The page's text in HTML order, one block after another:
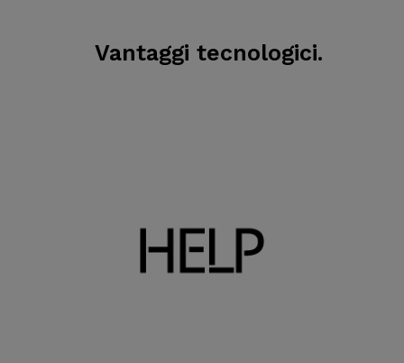
Vantaggi tecnologici.